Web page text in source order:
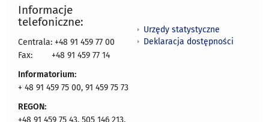
Informacje
telefoniczne:
Centrala: +48 91 459 77 00
Fax:
+48 91 459 77 14
Informatorium:
+ 48 91 459 75 00, 91 459 75 73
REGON:
+48 91 459 75 43, 505 146 213,
Urzędy statystyczne
Deklaracja dostępności